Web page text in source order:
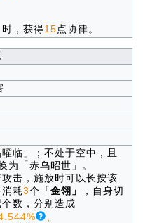
，获得15点协律。
临」；不处于空中，且
为「赤乌昭世」。
击，施放时可以长按该
耗3个 「金翎」
，自身切
个数，分别造成